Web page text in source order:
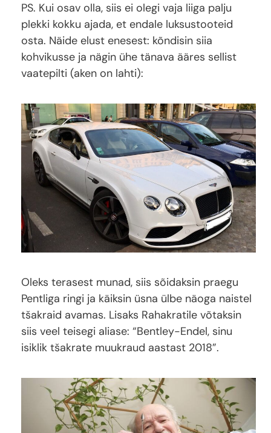
PS. Kui osav olla, siis ei olegi vaja liiga palju
plekki kokku ajada, et endale luksustooteid
osta. Näide elust enesest: kõndisin siia
kohvikusse ja nägin ühe tänava ääres sellist
vaatepilti (aken on lahti):
Oleks terasest munad, siis sõidaksin praegu
Pentliga ringi ja käiksin üsna ülbe näoga naistel
tšakraid avamas. Lisaks Rahakratile võtaksin
siis veel teisegi aliase: “Bentley-Endel, sinu
isiklik tšakrate muukraud aastast 2018”.